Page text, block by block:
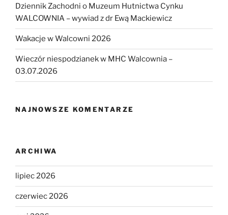
Dziennik Zachodni o Muzeum Hutnictwa Cynku
WALCOWNIA – wywiad z dr Ewą Mackiewicz
Wakacje w Walcowni 2026
Wieczór niespodzianek w MHC Walcownia –
03.07.2026
NAJNOWSZE KOMENTARZE
ARCHIWA
lipiec 2026
czerwiec 2026